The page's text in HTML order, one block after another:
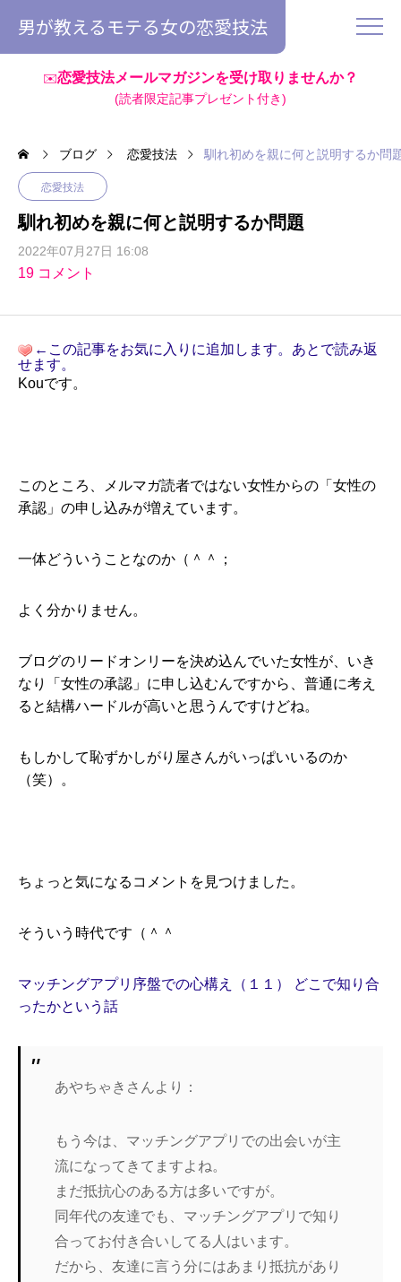
男が教えるモテる女の恋愛技法
✉️恋愛技法メールマガジンを受け取りませんか？
(読者限定記事プレゼント付き)
ブログ 恋愛技法 馴れ初めを親に何と説明するか問
恋愛技法
馴れ初めを親に何と説明するか問題
2022年07月27日 16:08
19 コメント
←この記事をお気に入りに追加します。あとで読み返
せます。
Kouです。
このところ、メルマガ読者ではない女性からの「女性の
承認」の申し込みが増えています。
一体どういうことなのか（＾＾；
よく分かりません。
ブログのリードオンリーを決め込んでいた女性が、いき
なり「女性の承認」に申し込むんですから、普通に考え
ると結構ハードルが高いと思うんですけどね。
もしかして恥ずかしがり屋さんがいっぱいいるのか
（笑）。
ちょっと気になるコメントを見つけました。
そういう時代です（＾＾
マッチングアプリ序盤での心構え（１１） どこで知り合
ったかという話
あやちゃきさんより：
もう今は、マッチングアプリでの出会いが主
流になってきてますよね。
まだ抵抗心のある方は多いですが。
同年代の友達でも、マッチングアプリで知り
合ってお付き合いしてる人はいます。
だから、友達に言う分にはあまり抵抗があり